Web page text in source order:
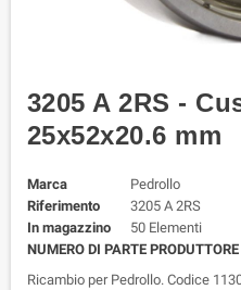
3205 A 2RS -
25x52x20.6 mm
Marca
Pedrollo
Riferimento
3205 A 2RS
In magazzino
50 Elementi
NUMERO DI PARTE PRODUTTORE
Ricambio per Pedrollo. Codice